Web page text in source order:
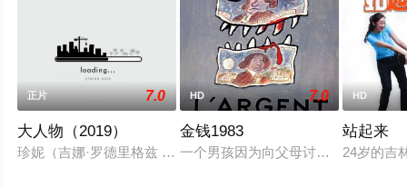
正片 7.0
大人物（2019）
珍妮（吉娜·罗德里格兹 Gina Rodriguez 饰）是一名记者，对于
HD 7.0
金钱1983
一个男孩因为向父母讨要零花钱失败
HD
站起来
24岁的吉